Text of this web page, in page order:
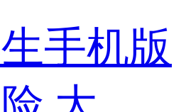
手机版